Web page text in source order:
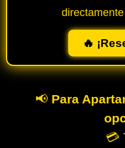
🔥
📢 Para
💳